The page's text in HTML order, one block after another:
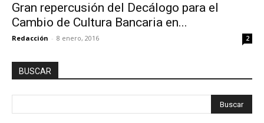
Gran repercusión del Decálogo para el
Cambio de Cultura Bancaria en...
Redacción - 8 enero, 2016 2
BUSCAR